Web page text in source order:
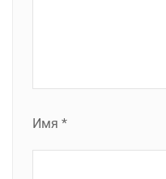
Имя *